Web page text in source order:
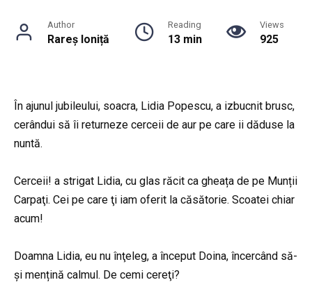
Author
Rareș Ioniță
Reading
13 min
Views
925
În ajunul jubileului, soacra, Lidia Popescu, a izbucnit brusc,
cerândui să îi returneze cerceii de aur pe care ii dăduse la
nuntă.
Cerceii! a strigat Lidia, cu glas răcit ca gheața de pe Munții
Carpaţi. Cei pe care ţi iam oferit la căsătorie. Scoatei chiar
acum!
Doamna Lidia, eu nu înţeleg, a început Doina, încercând să-
și mențină calmul. De cemi cereţi?